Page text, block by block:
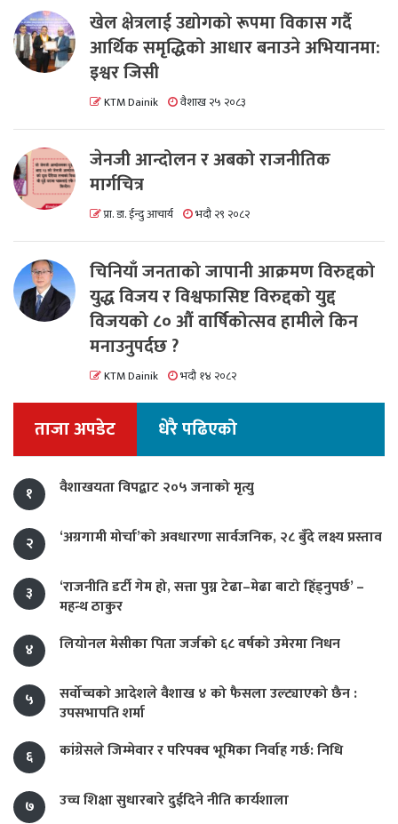
खेल क्षेत्रलाई उद्योगको रूपमा विकास गर्दै
आर्थिक समृद्धिको आधार बनाउने अभियानमा:
इश्वर जिसी
KTM Dainik वैशाख २५ २०८३
जेनजी आन्दोलन र अबको राजनीतिक
मार्गचित्र
प्रा. डा. ईन्दु आचार्य भदौ २९ २०८२
चिनियाँ जनताको जापानी आक्रमण विरुद्दको
युद्ध विजय र विश्वफासिष्ट विरुद्दको युद्द
विजयको ८० औं वार्षिकोत्सव हामीले किन
मनाउनुपर्दछ ?
KTM Dainik भदौ १४ २०८२
ताजा अपडेट धेरै पढिएको
१ वैशाखयता विपद्बाट २०५ जनाको मृत्यु
२ ‘अग्रगामी मोर्चा’को अवधारणा सार्वजनिक, २८ बुँदे लक्ष्य प्रस्ताव
३
‘राजनीति डर्टी गेम हो, सत्ता पुग्न टेढा–मेढा बाटो हिँड्नुपर्छ’ –
महन्थ ठाकुर
४
लियोनल मेसीका पिता जर्जको ६८ वर्षको उमेरमा निधन
५
सर्वोच्चको आदेशले वैशाख ४ को फैसला उल्ट्याएको छैन :
उपसभापति शर्मा
६
कांग्रेसले जिम्मेवार र परिपक्व भूमिका निर्वाह गर्छ: निधि
७ उच्च शिक्षा सुधारबारे दुईदिने नीति कार्यशाला